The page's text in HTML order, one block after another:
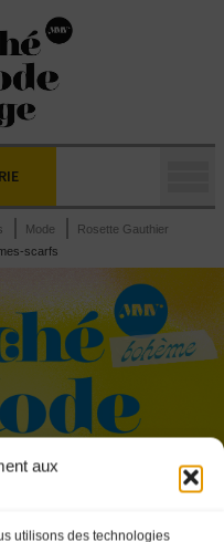
aux
utilisons des technologies
Mode
Rosette Gauthier
scarfs